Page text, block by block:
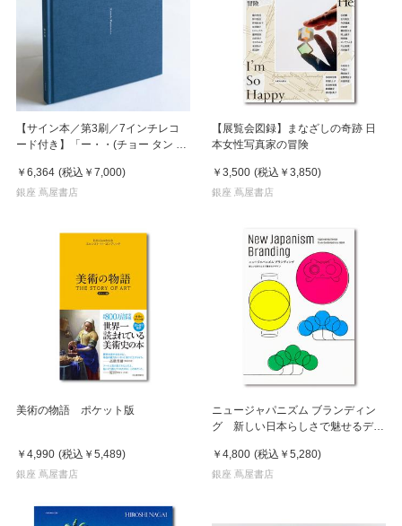
【サイン本／第3刷／7インチレコ
ード付き】「ー・・(チョー タン タ
￥6,364 (税込 ￥7,000)
銀座 蔦屋書店
【展覧会図録】まなざしの奇跡 日
本女性写真家の冒険
￥3,500 (税込 ￥3,850)
銀座 蔦屋書店
美術の物語 ポケット版
￥4,990 (税込 ￥5,489)
銀座 蔦屋書店
ニュージャパニズム ブランディン
グ 新しい日本らしさで魅せるデザ
￥4,800 (税込 ￥5,280)
銀座 蔦屋書店